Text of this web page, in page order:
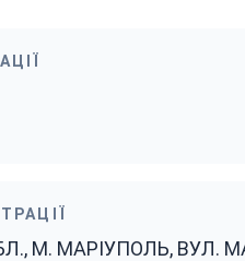
М. МАРІУПОЛЬ, ВУЛ.